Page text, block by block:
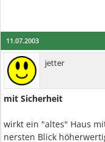
11.07.2003
jetter
mit Sicherheit
wirkt ein "altes" Haus
nersten Blick